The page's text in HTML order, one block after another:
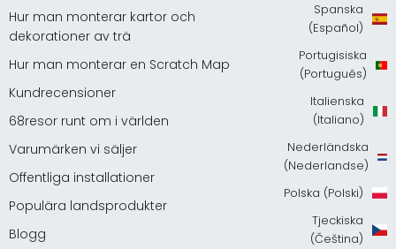
Hur man monterar kartor och
dekorationer av trä
Hur man monterar en Scratch Map
Kundrecensioner
68resor runt om i världen
Varumärken vi säljer
Offentliga installationer
Populära landsprodukter
Blogg
Spanska
(Español)
Portugisiska
(Português)
Italienska
(Italiano)
Nederländska
(Nederlandse)
Polska (Polski)
Tjeckiska
(Čeština)